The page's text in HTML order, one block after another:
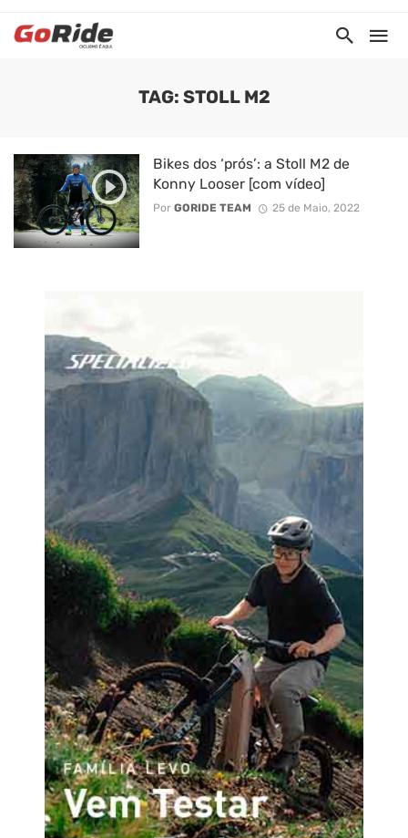
TAG: STOLL M2
Bikes dos ‘prós’: a Stoll M2 de
Konny Looser [com vídeo]
Por GORIDE TEAM 25 de Maio, 2022